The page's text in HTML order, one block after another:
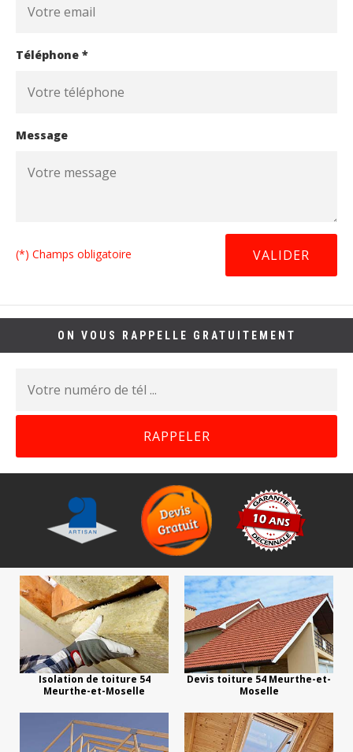
Téléphone *
Message
(*) Champs obligatoire
ON VOUS RAPPELLE GRATUITEMENT
Isolation de toiture 54
Meurthe-et-Moselle
Devis toiture 54 Meurthe-et-
Moselle